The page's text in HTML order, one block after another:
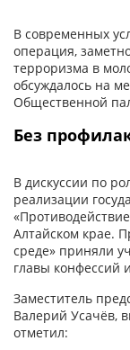
В современных
операция,
терроризма в
обсуждалось на
Общественной
Без
В дискуссии по
реализации
Алтайском крае.
среде» приняли
главы конфессий
Заместитель
Валерий Усачёв,
отметил: